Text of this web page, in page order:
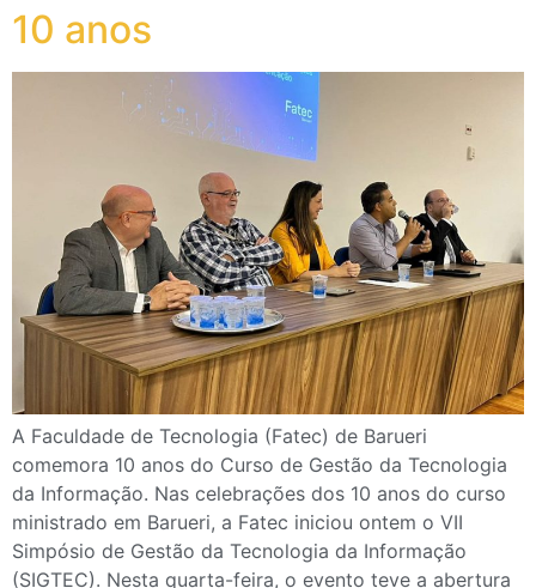
10 anos
A Faculdade de Tecnologia (Fatec) de Barueri
comemora 10 anos do Curso de Gestão da Tecnologia
da Informação. Nas celebrações dos 10 anos do curso
ministrado em Barueri, a Fatec iniciou ontem o VII
Simpósio de Gestão da Tecnologia da Informação
(SIGTEC). Nesta quarta-feira, o evento teve a abertura